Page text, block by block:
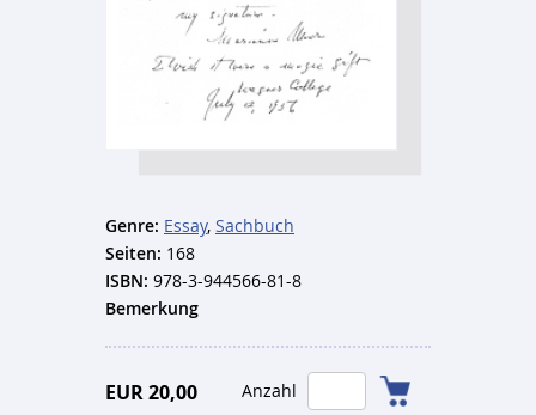
Genre: Essay, Sachbuch
Seiten: 168
ISBN: 978-3-944566-81-8
Bemerkung
EUR 20,00 Anzahl